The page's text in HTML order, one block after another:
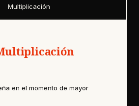
Multiplicación
en el momento de mayor